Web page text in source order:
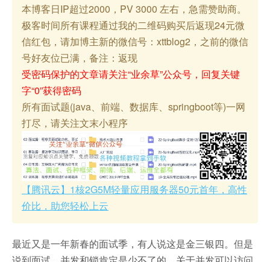
本博客日IP超过2000，PV 3000 左右，急需赞助商。
极客时间所有课程通过我的二维码购买后返现24元微
信红包，请加博主新的微信号：xttblog2，之前的微信
号好友位已满，备注：返现
受密码保护的文章请关注“业余草”公众号，回复关键
字“0”获得密码
所有面试题(java、前端、数据库、springboot等)一网
打尽，请关注文末小程序
【腾讯云】1核2G5M轻量应用服务器50元首年，高性
价比，助您轻松上云
最近又是一年新春的面试季，有人说这是金三银四。但是